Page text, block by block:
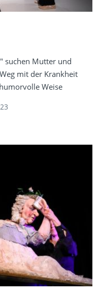
suchen Mutter und
mit der Krankheit
Weise